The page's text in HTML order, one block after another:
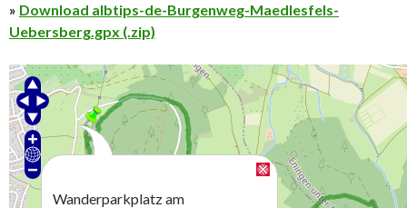
» Download albtips-de-Burgenweg-Maedlesfels-
Uebersberg.gpx (.zip)
Wanderparkplatz am